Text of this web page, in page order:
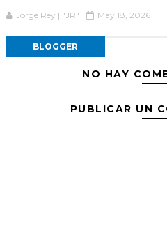
Jorge Rey | "JR" May 18, 2026
BLOGGER
NO HAY
PUBLICAR UN